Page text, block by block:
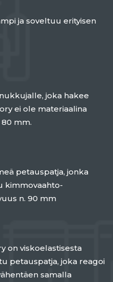
ja soveltuu erityisen
joka hakee
ei ole materiaalina
mm.
petauspatja, jonka
kimmovaahto-
n. 90 mm
on viskoelastisesta
petauspatja, joka reagoi
samalla